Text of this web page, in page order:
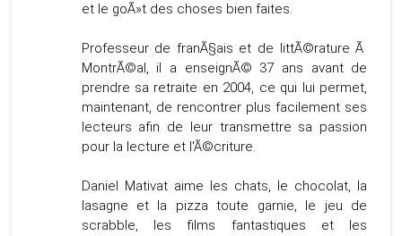
et le goÃ»t des choses bien faites.
Professeur de franÃ§ais et de littÃ©rature Ã
MontrÃ©al, il a enseignÃ© 37 ans avant de
prendre sa retraite en 2004, ce qui lui permet,
maintenant, de rencontrer plus facilement ses
lecteurs afin de leur transmettre sa passion
pour la lecture et l'Ã©criture.
Daniel Mativat aime les chats, le chocolat, la
lasagne et la pizza toute garnie, le jeu de
scrabble, les films fantastiques et les